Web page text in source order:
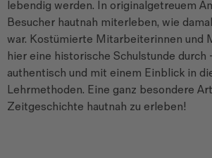
lebendig werden. In originalgetreuem
Besucher hautnah miterleben, wie
war. Kostümierte Mitarbeiterinnen und
hier eine historische Schulstunde durch
authentisch und mit einem Einblick in
Lehrmethoden. Eine ganz besondere
Zeitgeschichte hautnah zu erleben!